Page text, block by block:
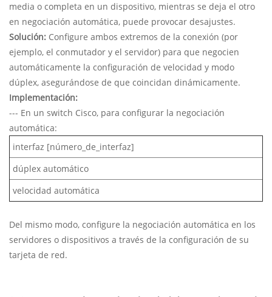
media o completa en un dispositivo, mientras se deja el otro
en negociación automática, puede provocar desajustes.
Solución: Configure ambos extremos de la conexión (por
ejemplo, el conmutador y el servidor) para que negocien
automáticamente la configuración de velocidad y modo
dúplex, asegurándose de que coincidan dinámicamente.
Implementación:
--- En un switch Cisco, para configurar la negociación
automática:
interfaz [número_de_interfaz]
dúplex automático
velocidad automática
Del mismo modo, configure la negociación automática en los
servidores o dispositivos a través de la configuración de su
tarjeta de red.